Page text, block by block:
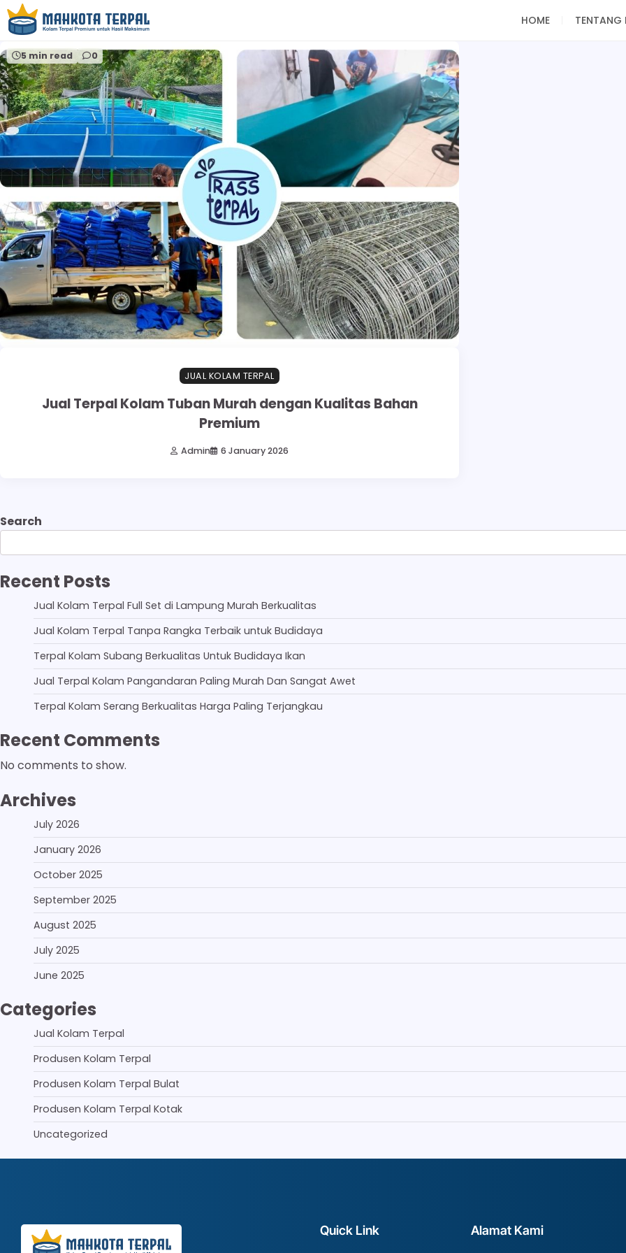
HOME TENTANG
Home terpalplastiktuban
5 min read 0
JUAL KOLAM TERPAL
Jual Terpal Kolam Tuban Murah dengan Kualitas Bahan
Premium
Admin 6 January 2026
Search
Recent Posts
Jual Kolam Terpal Full Set di Lampung Murah Berkualitas
Jual Kolam Terpal Tanpa Rangka Terbaik untuk Budidaya
Terpal Kolam Subang Berkualitas Untuk Budidaya Ikan
Jual Terpal Kolam Pangandaran Paling Murah Dan Sangat Awet
Terpal Kolam Serang Berkualitas Harga Paling Terjangkau
Recent Comments
No comments to show.
Archives
July 2026
January 2026
October 2025
September 2025
August 2025
July 2025
June 2025
Categories
Jual Kolam Terpal
Produsen Kolam Terpal
Produsen Kolam Terpal Bulat
Produsen Kolam Terpal Kotak
Uncategorized
Quick Link Alamat Kami